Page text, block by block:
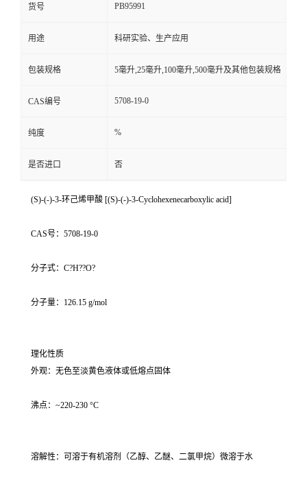
货号 PB95991
用途 科研实验、生产应用
包装规格 5毫升,25毫升,100毫升,500毫升及其他包装规格
CAS编号 5708-19-0
纯度 %
是否进口 否
(S)-(-)-3-环己烯甲酸 [(S)-(-)-3-Cyclohexenecarboxylic acid]
CAS号：5708-19-0
分子式：C?H??O?
分子量：126.15 g/mol
理化性质
外观：无色至淡黄色液体或低熔点固体
沸点：~220-230 °C
溶解性：可溶于有机溶剂（乙醇、乙醚、二氯甲烷）微溶于水